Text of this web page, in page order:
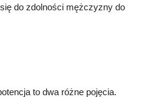
do zdolności mężczyzny do
to dwa różne pojęcia.